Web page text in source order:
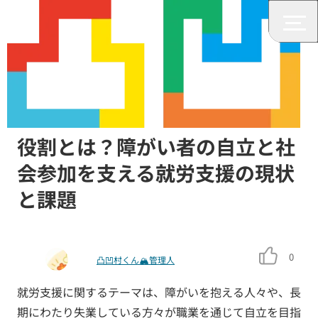
就労支援、A型・B型事業所の
役割とは？障がい者の自立と社
会参加を支える就労支援の現状
と課題
凸凹村くん🏔管理人 0
就労支援に関するテーマは、障がいを抱える人々や、長
期にわたり失業している方々が職業を通じて自立を目指